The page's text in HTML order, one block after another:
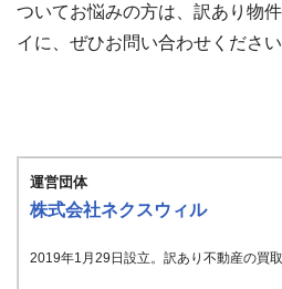
ついてお悩みの方は、訳あり物
イに、ぜひお問い合わせください
運営団体
株式会社ネクスウィル
2019年1月29日設立。訳あり不動産の買